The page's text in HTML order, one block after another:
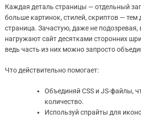
Каждая деталь страницы — отдельный
больше картинок, стилей, скриптов — тем
страница. Зачастую, даже не
нагружают сайт десятками сторонних
ведь часть из них можно запросто
Что действительно помогает:
Объединяй CSS и JS-файлы,
количество.
Используй спрайты для